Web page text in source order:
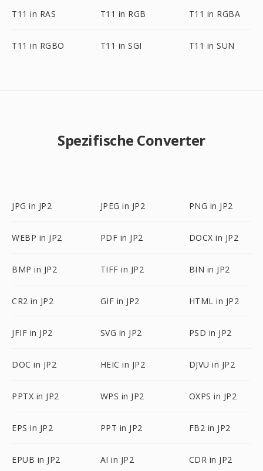
T11 in RAS T11 in RGB T11 in RGBA
T11 in RGBO T11 in SGI T11 in SUN
Spezifische Converter
JPG in JP2 JPEG in JP2 PNG in JP2
WEBP in JP2 PDF in JP2 DOCX in JP2
BMP in JP2 TIFF in JP2 BIN in JP2
CR2 in JP2 GIF in JP2 HTML in JP2
JFIF in JP2 SVG in JP2 PSD in JP2
DOC in JP2 HEIC in JP2 DJVU in JP2
PPTX in JP2 WPS in JP2 OXPS in JP2
EPS in JP2 PPT in JP2 FB2 in JP2
EPUB in JP2 AI in JP2 CDR in JP2